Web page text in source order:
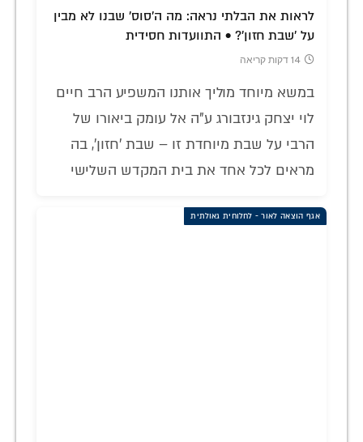
לראות את הבלתי נראה: מה ה'סוס' שבנו לא מבין
על 'שבת חזון'? • התוועדות חסידית
14 דקות קריאה
במשא מיוחד מוליך אותנו המשפיע הרב חיים
לוי יצחק גינזבורג ע"ה אל עומק ביאורו של
הרבי על שבת מיוחדת זו – שבת 'חזון', בה
מראים לכל אחד את בית המקדש השלישי
אגף הוצאה לאור - לחלוחית גאולתית